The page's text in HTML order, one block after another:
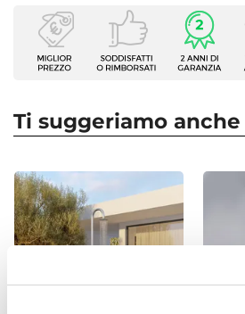
copertura, oppure utilizza gli
per la cura e la manutenzione
protettive.
Caratteristiche
Tipologia
Tavolo fisso
Forma
Dimensioni
160 x 90 cm
Altezza
Ti suggeriamo anche